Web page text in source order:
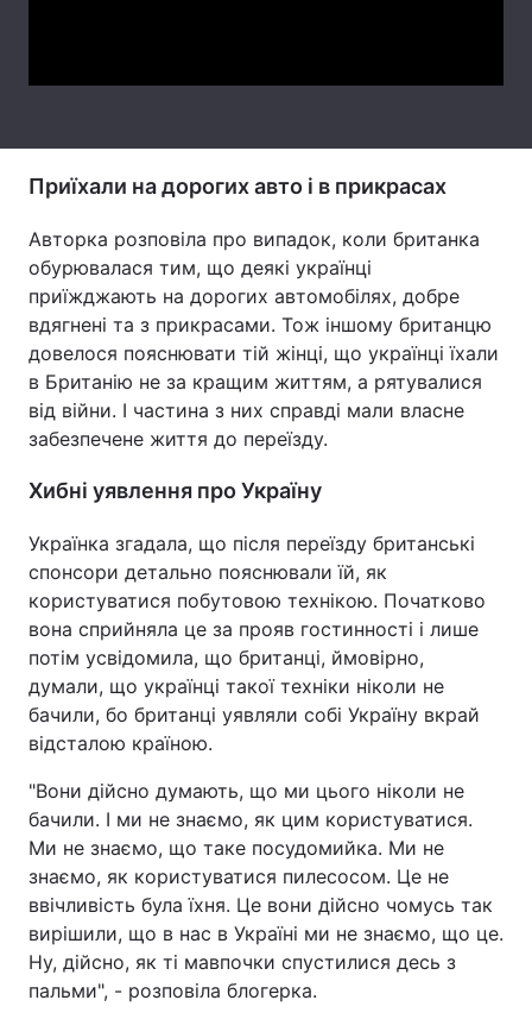
Приїхали на дорогих авто і в прикрасах
Авторка розповіла про випадок, коли британка
обурювалася тим, що деякі українці
приїжджають на дорогих автомобілях, добре
вдягнені та з прикрасами. Тож іншому британцю
довелося пояснювати тій жінці, що українці їхали
в Британію не за кращим життям, а рятувалися
від війни. І частина з них справді мали власне
забезпечене життя до переїзду.
Хибні уявлення про Україну
Українка згадала, що після переїзду британські
спонсори детально пояснювали їй, як
користуватися побутовою технікою. Початково
вона сприйняла це за прояв гостинності і лише
потім усвідомила, що британці, ймовірно,
думали, що українці такої техніки ніколи не
бачили, бо британці уявляли собі Україну вкрай
відсталою країною.
"Вони дійсно думають, що ми цього ніколи не
бачили. І ми не знаємо, як цим користуватися.
Ми не знаємо, що таке посудомийка. Ми не
знаємо, як користуватися пилесосом. Це не
ввічливість була їхня. Це вони дійсно чомусь так
вирішили, що в нас в Україні ми не знаємо, що це.
Ну, дійсно, як ті мавпочки спустилися десь з
пальми", - розповіла блогерка.